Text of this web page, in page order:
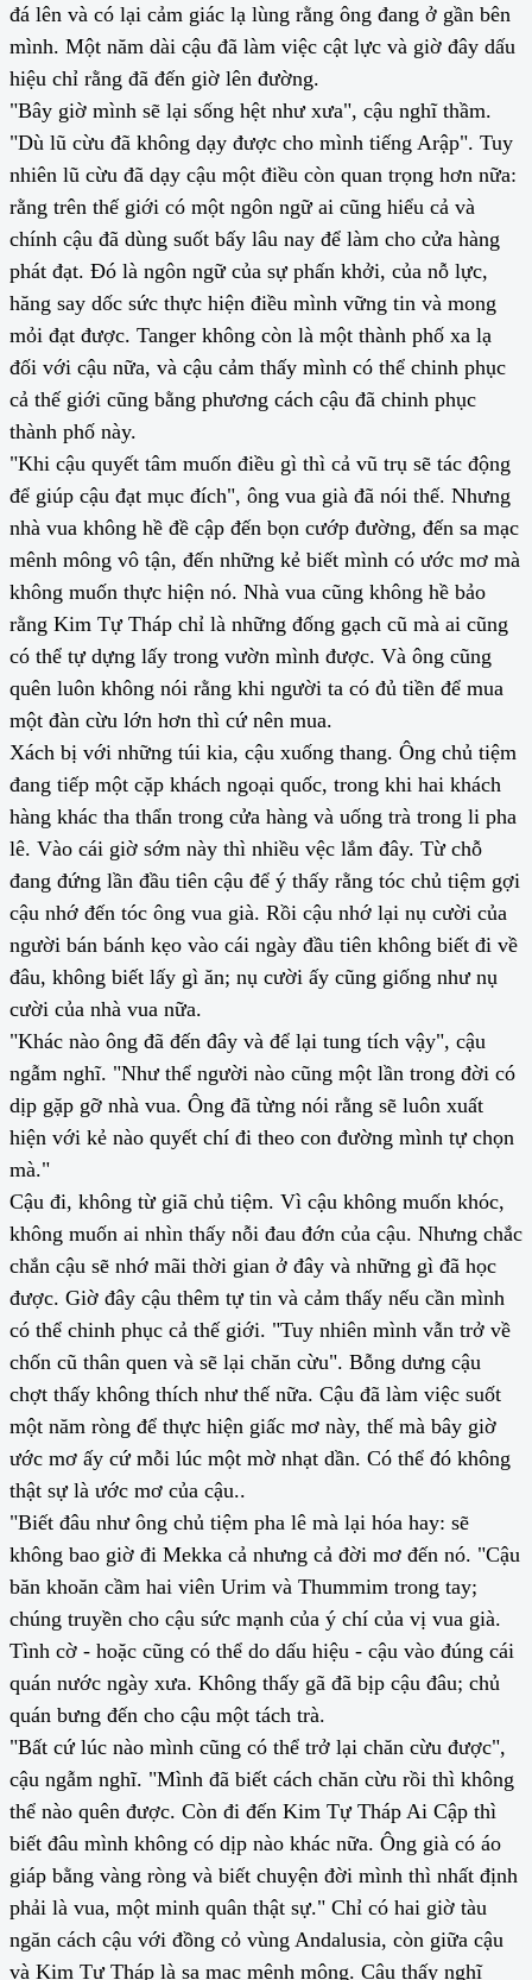
đá lên và có lại cảm giác lạ lùng rằng ông đang ở gần bên
mình. Một năm dài cậu đã làm việc cật lực và giờ đây dấu
hiệu chỉ rằng đã đến giờ lên đường.
"Bây giờ mình sẽ lại sống hệt như xưa", cậu nghĩ thầm.
"Dù lũ cừu đã không dạy được cho mình tiếng Arập". Tuy
nhiên lũ cừu đã dạy cậu một điều còn quan trọng hơn nữa:
rằng trên thế giới có một ngôn ngữ ai cũng hiểu cả và
chính cậu đã dùng suốt bấy lâu nay để làm cho cửa hàng
phát đạt. Đó là ngôn ngữ của sự phấn khởi, của nỗ lực,
hăng say dốc sức thực hiện điều mình vững tin và mong
mỏi đạt được. Tanger không còn là một thành phố xa lạ
đối với cậu nữa, và cậu cảm thấy mình có thể chinh phục
cả thế giới cũng bằng phương cách cậu đã chinh phục
thành phố này.
"Khi cậu quyết tâm muốn điều gì thì cả vũ trụ sẽ tác động
để giúp cậu đạt mục đích", ông vua già đã nói thế. Nhưng
nhà vua không hề đề cập đến bọn cướp đường, đến sa mạc
mênh mông vô tận, đến những kẻ biết mình có ước mơ mà
không muốn thực hiện nó. Nhà vua cũng không hề bảo
rằng Kim Tự Tháp chỉ là những đống gạch cũ mà ai cũng
có thể tự dựng lấy trong vườn mình được. Và ông cũng
quên luôn không nói rằng khi người ta có đủ tiền để mua
một đàn cừu lớn hơn thì cứ nên mua.
Xách bị với những túi kia, cậu xuống thang. Ông chủ tiệm
đang tiếp một cặp khách ngoại quốc, trong khi hai khách
hàng khác tha thẩn trong cửa hàng và uống trà trong li pha
lê. Vào cái giờ sớm này thì nhiều vệc lắm đây. Từ chỗ
đang đứng lần đầu tiên cậu để ý thấy rằng tóc chủ tiệm gợi
cậu nhớ đến tóc ông vua già. Rồi cậu nhớ lại nụ cười của
người bán bánh kẹo vào cái ngày đầu tiên không biết đi về
đâu, không biết lấy gì ăn; nụ cười ấy cũng giống như nụ
cười của nhà vua nữa.
"Khác nào ông đã đến đây và để lại tung tích vậy", cậu
ngẫm nghĩ. "Như thể người nào cũng một lần trong đời có
dịp gặp gỡ nhà vua. Ông đã từng nói rằng sẽ luôn xuất
hiện với kẻ nào quyết chí đi theo con đường mình tự chọn
mà."
Cậu đi, không từ giã chủ tiệm. Vì cậu không muốn khóc,
không muốn ai nhìn thấy nỗi đau đớn của cậu. Nhưng chắc
chắn cậu sẽ nhớ mãi thời gian ở đây và những gì đã học
được. Giờ đây cậu thêm tự tin và cảm thấy nếu cần mình
có thể chinh phục cả thế giới. "Tuy nhiên mình vẫn trở về
chốn cũ thân quen và sẽ lại chăn cừu". Bỗng dưng cậu
chợt thấy không thích như thế nữa. Cậu đã làm việc suốt
một năm ròng để thực hiện giấc mơ này, thế mà bây giờ
ước mơ ấy cứ mỗi lúc một mờ nhạt dần. Có thể đó không
thật sự là ước mơ của cậu..
"Biết đâu như ông chủ tiệm pha lê mà lại hóa hay: sẽ
không bao giờ đi Mekka cả nhưng cả đời mơ đến nó. "Cậu
băn khoăn cầm hai viên Urim và Thummim trong tay;
chúng truyền cho cậu sức mạnh của ý chí của vị vua già.
Tình cờ - hoặc cũng có thể do dấu hiệu - cậu vào đúng cái
quán nước ngày xưa. Không thấy gã đã bịp cậu đâu; chủ
quán bưng đến cho cậu một tách trà.
"Bất cứ lúc nào mình cũng có thể trở lại chăn cừu được",
cậu ngẫm nghĩ. "Mình đã biết cách chăn cừu rồi thì không
thể nào quên được. Còn đi đến Kim Tự Tháp Ai Cập thì
biết đâu mình không có dịp nào khác nữa. Ông già có áo
giáp bằng vàng ròng và biết chuyện đời mình thì nhất định
phải là vua, một minh quân thật sự." Chỉ có hai giờ tàu
ngăn cách cậu với đồng cỏ vùng Andalusia, còn giữa cậu
và Kim Tự Tháp là sa mạc mênh mông. Cậu thấy nghĩ